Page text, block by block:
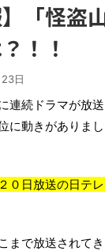
】「怪盗
！！
日
連続ドラマが放
に動きがありま
０日放送の日テ
まで放送されて